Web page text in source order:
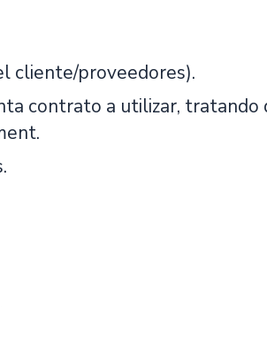
cliente/proveedores).
contrato a utilizar,